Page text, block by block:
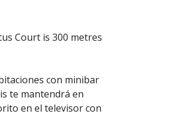
Court is 300 metres
con minibar
te mantendrá en
en el televisor con